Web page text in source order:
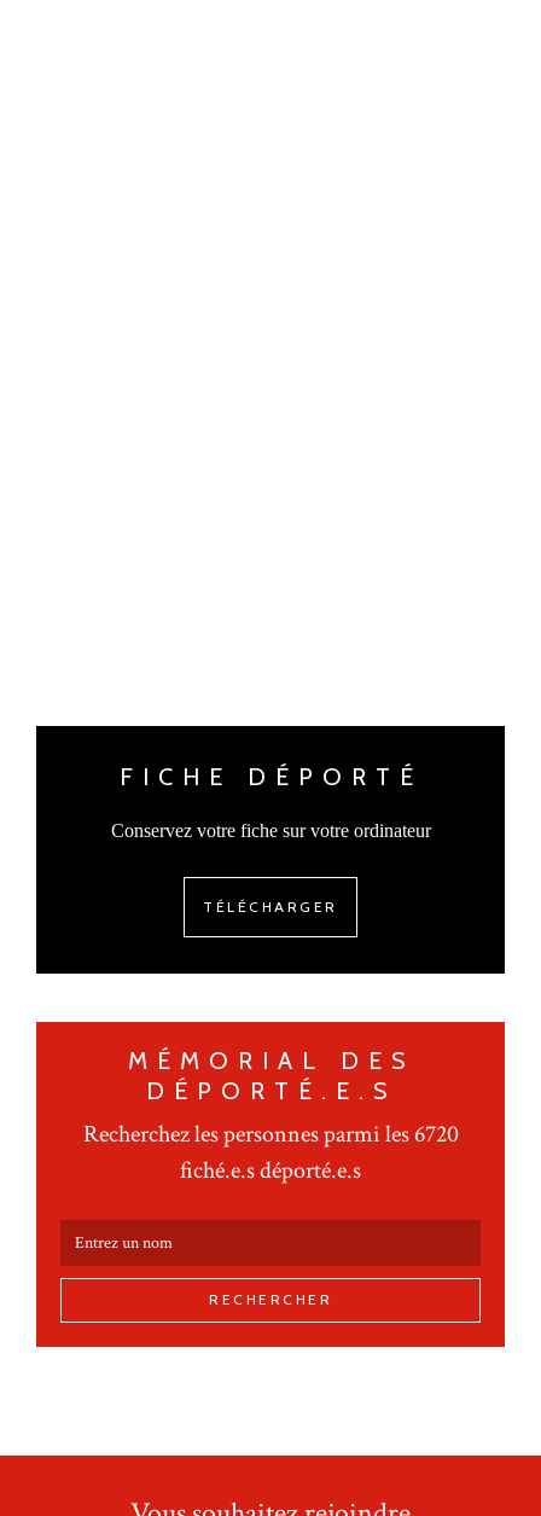
FICHE DÉPORTÉ
Conservez votre fiche sur votre ordinateur
TÉLÉCHARGER
MÉMORIAL DES
DÉPORTÉ.E.S
Recherchez les personnes parmi les 6720
fiché.e.s déporté.e.s
RECHERCHER